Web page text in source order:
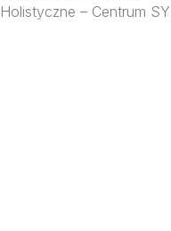
Holistyczne – Centrum